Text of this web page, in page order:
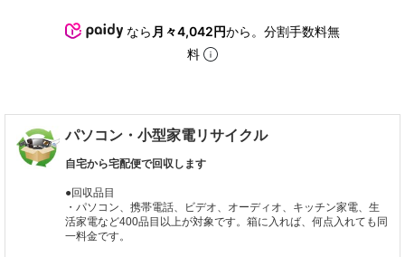
なら 月々4,042円から。分割手数料無
料
パソコン・小型家電リサイクル
自宅から宅配便で回収します
●回収品目
・パソコン、携帯電話、ビデオ、オーディオ、キッチン家電、生
活家電など400品目以上が対象です。箱に入れば、何点入れても同
一料金です。